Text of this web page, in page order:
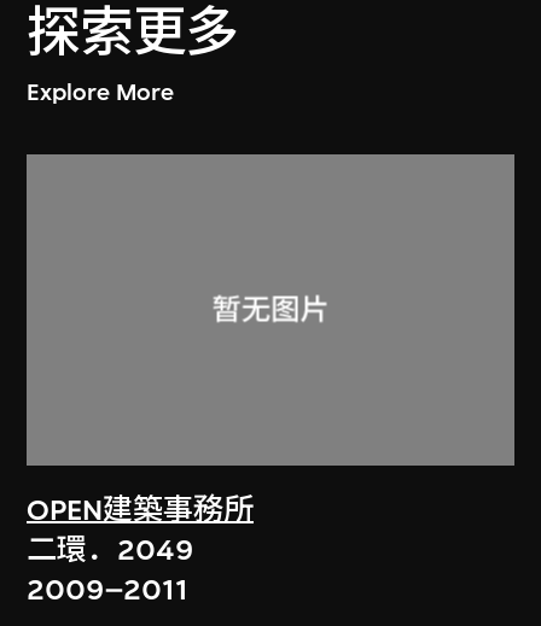
探索更多
Explore More
OPEN建築事務所
二環．2049
2009–2011